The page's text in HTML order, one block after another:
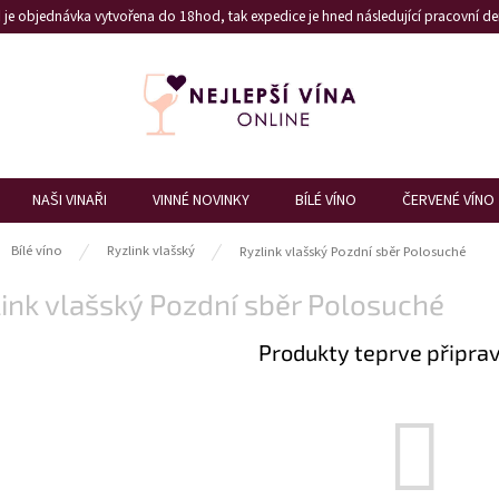
objednávka vytvořena do 18hod, tak expedice je hned následující pracovní
NAŠI VINAŘI VINNÉ NOVINKY BÍLÉ VÍNO ČERVENÉ VÍNO
Bílé víno Ryzlink vlašský Ryzlink vlašský Pozdní sběr Polosuché
vlašský Pozdní sběr Polosuché
Produkty teprve